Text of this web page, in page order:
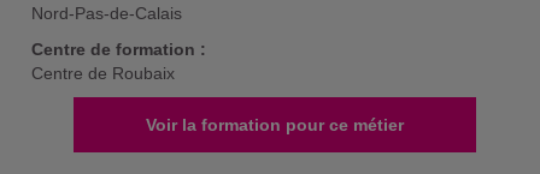
Nord-Pas-de-Calais
Centre de formation :
Centre de Roubaix
Voir la formation pour ce métier